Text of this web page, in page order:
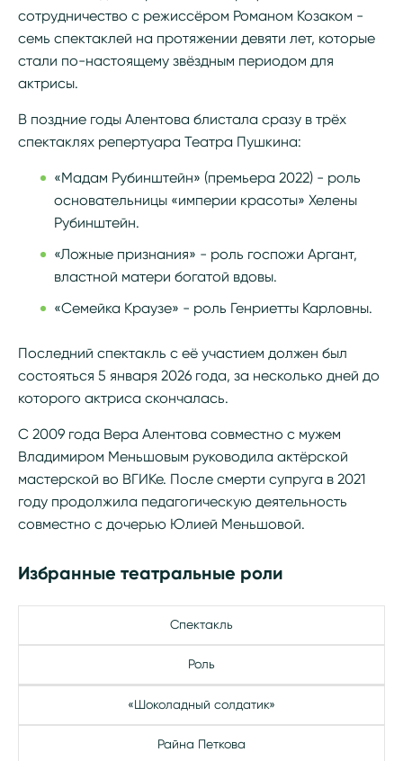
сотрудничество с режиссёром Романом Козаком -
семь спектаклей на протяжении девяти лет, которые
стали по-настоящему звёздным периодом для
актрисы.
В поздние годы Алентова блистала сразу в трёх
спектаклях репертуара Театра Пушкина:
«Мадам Рубинштейн» (премьера 2022) - роль
основательницы «империи красоты» Хелены
Рубинштейн.
«Ложные признания» - роль госпожи Аргант,
властной матери богатой вдовы.
«Семейка Краузе» - роль Генриетты Карловны.
Последний спектакль с её участием должен был
состояться 5 января 2026 года, за несколько дней до
которого актриса скончалась.
С 2009 года Вера Алентова совместно с мужем
Владимиром Меньшовым руководила актёрской
мастерской во ВГИКе. После смерти супруга в 2021
году продолжила педагогическую деятельность
совместно с дочерью Юлией Меньшовой.
Избранные театральные роли
Спектакль
Роль
«Шоколадный солдатик»
Райна Петкова